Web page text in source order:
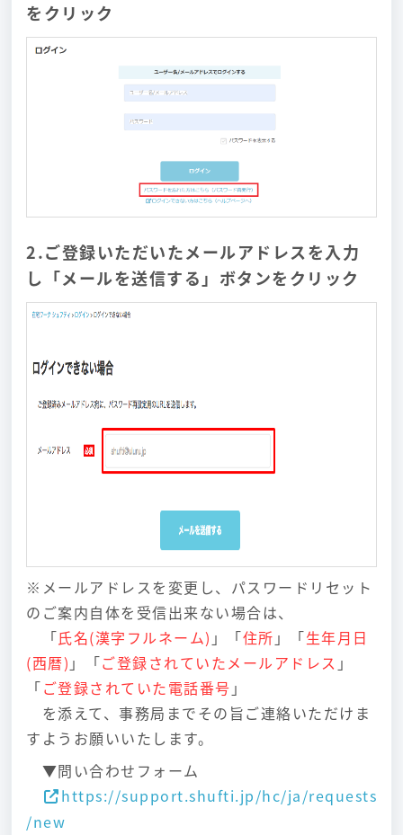
をクリック
2.ご登録いただいたメールアドレスを入力
し「メールを送信する」ボタンをクリック
※メールアドレスを変更し、パスワードリセット
のご案内自体を受信出来ない場合は、
「氏名(漢字フルネーム) 」「住所 」「生年月日
(西暦) 」「ご登録されていたメールアドレス 」
「ご登録されていた電話番号 」
を添えて、事務局までその旨ご連絡いただけま
すようお願いいたします。
▼問い合わせフォーム
https://support.shufti.jp/hc/ja/requests
/new